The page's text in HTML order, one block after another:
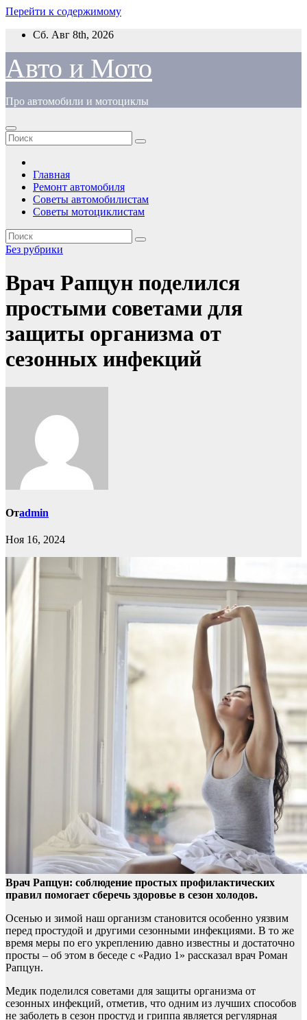
Перейти к содержимому
Сб. Авг 8th, 2026
Авто и Мото
Про автомобили и мотоциклы
Главная
Ремонт автомобиля
Советы автомобилистам
Советы мотоциклистам
Без рубрики
Врач Рапцун поделился
простыми советами для
защиты организма от
сезонных инфекций
Отadmin
Ноя 16, 2024
Врач Рапцун: соблюдение простых профилактических
правил помогает сберечь здоровье в сезон холодов.
Осенью и зимой наш организм становится особенно уязвим
перед простудой и другими сезонными инфекциями. В то же
время меры по его укреплению давно известны и достаточно
просты – об этом в беседе с «Радио 1» рассказал врач Роман
Рапцун.
Медик поделился советами для защиты организма от
сезонных инфекций, отметив, что одним из лучших способов
не заболеть в сезон простуд и гриппа является регулярная